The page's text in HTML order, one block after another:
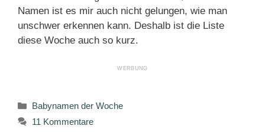
Namen ist es mir auch nicht gelungen, wie man
unschwer erkennen kann. Deshalb ist die Liste
diese Woche auch so kurz.
Kategorien
Babynamen der Woche
11 Kommentare